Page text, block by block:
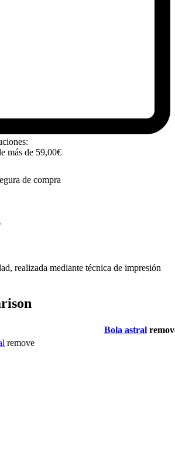
más de 59,00€
de compra
realizada mediante técnica de impresión
Bola astral
remove